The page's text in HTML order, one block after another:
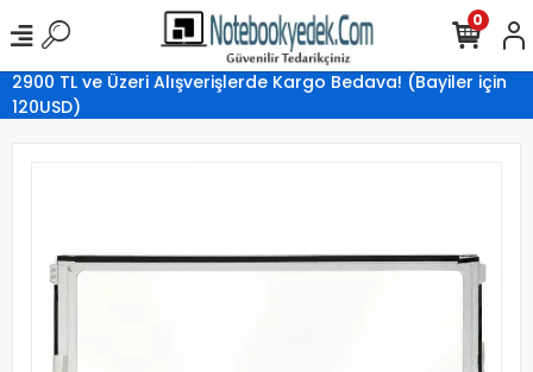
2900 TL ve Üzeri Alışverişlerde Kargo Bedava! (Bayiler için
120USD)
0